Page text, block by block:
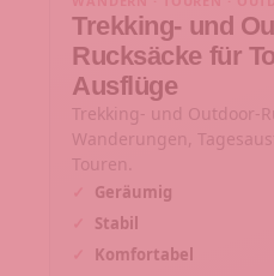
Trekking- und
Rucksäcke für
Ausflüge
Trekking- und Outdoor-
Wanderungen,
Touren.
Geräumig
Stabil
Komfortabel